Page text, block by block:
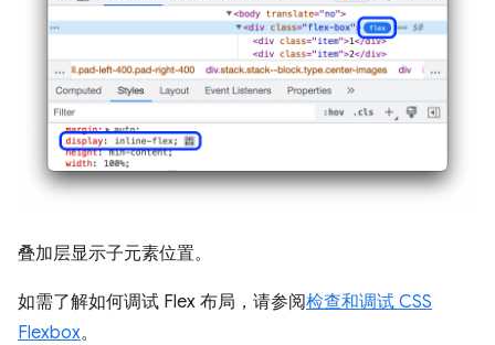
叠加层显示子元素位置。
如需了解如何调试 Flex 布局，请参阅检查和调试 CSS
Flexbox。